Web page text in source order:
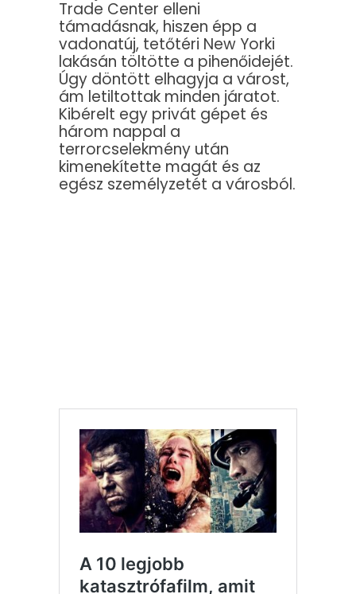
Trade Center elleni
támadásnak, hiszen épp a
vadonatúj, tetőtéri New Yorki
lakásán töltötte a pihenőidejét.
Úgy döntött elhagyja a várost,
ám letiltottak minden járatot.
Kibérelt egy privát gépet és
három nappal a
terrorcselekmény után
kimenekítette magát és az
egész személyzetét a városból.